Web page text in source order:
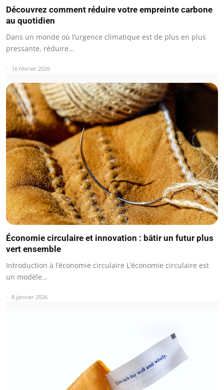
Découvrez comment réduire votre empreinte carbone
au quotidien
Dans un monde où l’urgence climatique est de plus en plus
pressante, réduire…
16 février 2026
Économie circulaire et innovation : bâtir un futur plus
vert ensemble
Introduction à l’économie circulaire L’économie circulaire est
un modèle…
8 janvier 2026